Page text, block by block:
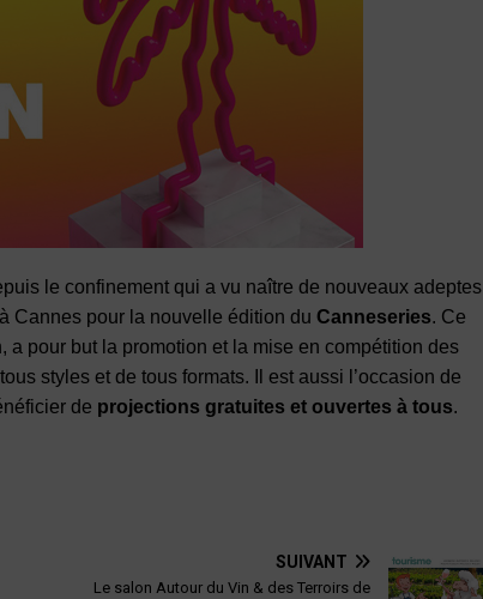
le confinement qui a vu naître de nouveaux adeptes
Cannes pour la nouvelle édition du Canneseries. Ce
a pour but la promotion et la mise en compétition des
styles et de tous formats. Il est aussi l’occasion de
de projections gratuites et ouvertes à tous.
SUIVANT
Le salon Autour du Vin & des Terroirs de